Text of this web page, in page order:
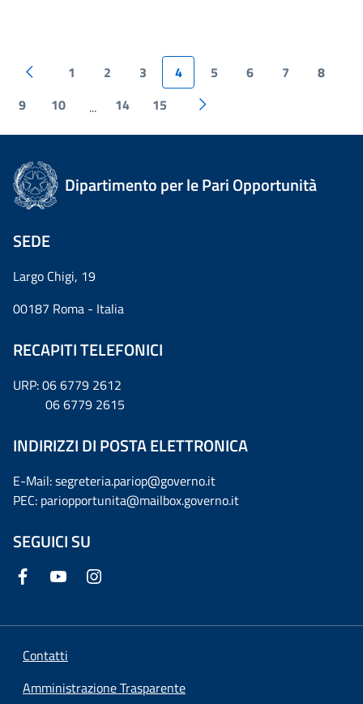
1 2 3 4 5 6 7
8
9
10 ... 14 15
Dipartimento per le Pari Opportunità
SEDE
Largo Chigi, 19
00187 Roma - Italia
RECAPITI TELEFONICI
URP: 06 6779 2612
06 6779 2615
INDIRIZZI DI POSTA ELETTRONICA
E-Mail: segreteria.pariop@governo.it
PEC: pariopportunita@mailbox.governo.it
SEGUICI SU
Contatti
Amministrazione Trasparente